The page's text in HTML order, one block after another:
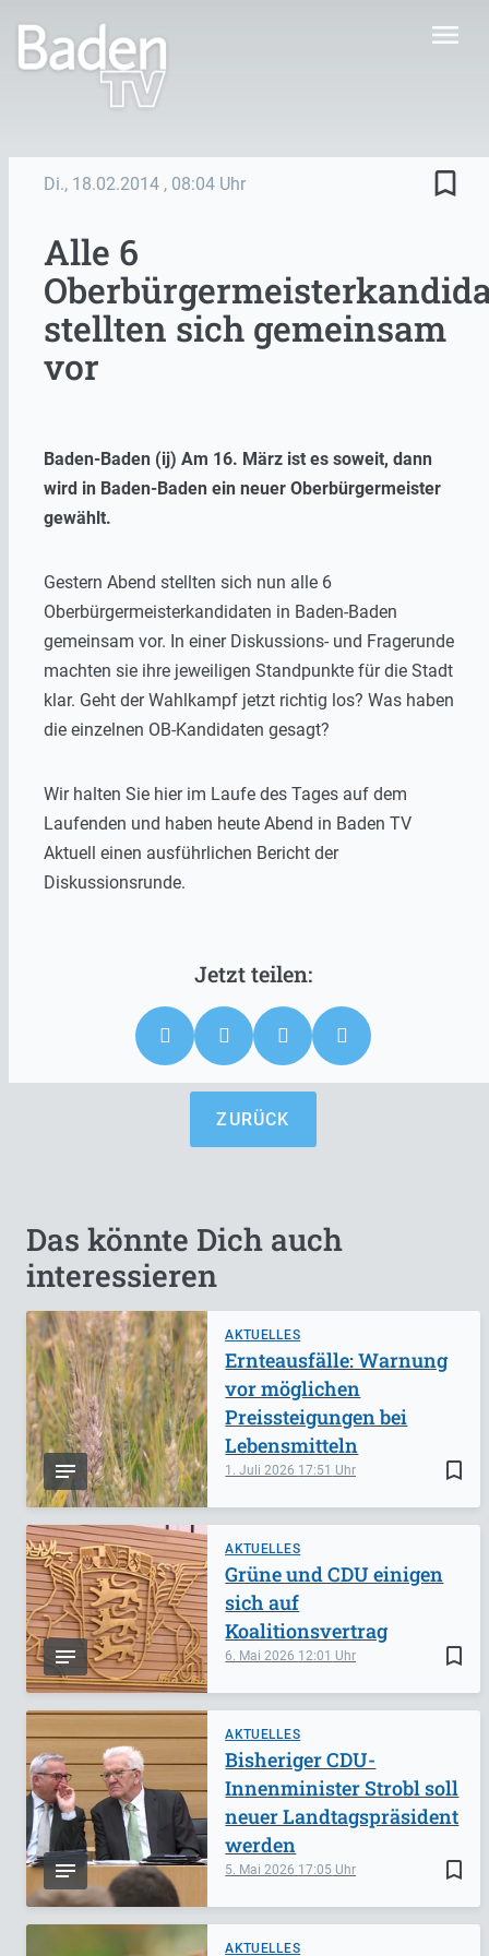
menu
Di., 18.02.2014 , 08:04 Uhr bookmark_border
Alle 6
stellten sich gemeinsam
vor
Baden-Baden (ij) Am 16. März ist es soweit, dann
wird in Baden-Baden ein neuer Oberbürgermeister
gewählt.
Gestern Abend stellten sich nun alle 6
Oberbürgermeisterkandidaten in Baden-Baden
gemeinsam vor. In einer Diskussions- und Fragerunde
machten sie ihre jeweiligen Standpunkte für die Stadt
klar. Geht der Wahlkampf jetzt richtig los? Was haben
die einzelnen OB-Kandidaten gesagt?
Wir halten Sie hier im Laufe des Tages auf dem
Laufenden und haben heute Abend in Baden TV
Aktuell einen ausführlichen Bericht der
Diskussionsrunde.
ZURÜCK
Das könnte Dich auch
interessieren
AKTUELLES
bookmark_border
1. Juli 2026 17:51
Ernteausfälle: Warnung
vor möglichen
Preissteigungen bei
Lebensmitteln
AKTUELLES
bookmark_border
6. Mai 2026 12:01
Grüne und CDU einigen
sich auf
Koalitionsvertrag
AKTUELLES
bookmark_border
5. Mai 2026 17:05
Bisheriger CDU-
Innenminister Strobl soll
neuer Landtagspräsident
werden
AKTUELLES